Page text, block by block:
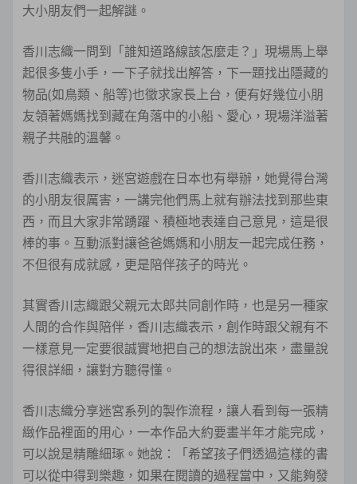
大小朋友們一起解謎。
香川志織一問到「誰知道路線該怎麼走？」現場馬上舉
起很多隻小手，一下子就找出解答，下一題找出隱藏的
物品(如鳥類、船等)也徵求家長上台，便有好幾位小朋
友領著媽媽找到藏在角落中的小船、愛心，現場洋溢著
親子共融的溫馨。
香川志織表示，迷宮遊戲在日本也有舉辦，她覺得台灣
的小朋友很厲害，一講完他們馬上就有辦法找到那些東
西，而且大家非常踴躍、積極地表達自己意見，這是很
棒的事。互動派對讓爸爸媽媽和小朋友一起完成任務，
不但很有成就感，更是陪伴孩子的時光。
其實香川志織跟父親元太郎共同創作時，也是另一種家
人間的合作與陪伴，香川志織表示，創作時跟父親有不
一樣意見一定要很誠實地把自己的想法說出來，盡量說
得很詳細，讓對方聽得懂。
香川志織分享迷宮系列的製作流程，讓人看到每一張精
緻作品裡面的用心，一本作品大約要畫半年才能完成，
可以說是精雕細琢。她說：「希望孩子們透過這樣的書
可以從中得到樂趣，如果在閱讀的過程當中，又能夠發